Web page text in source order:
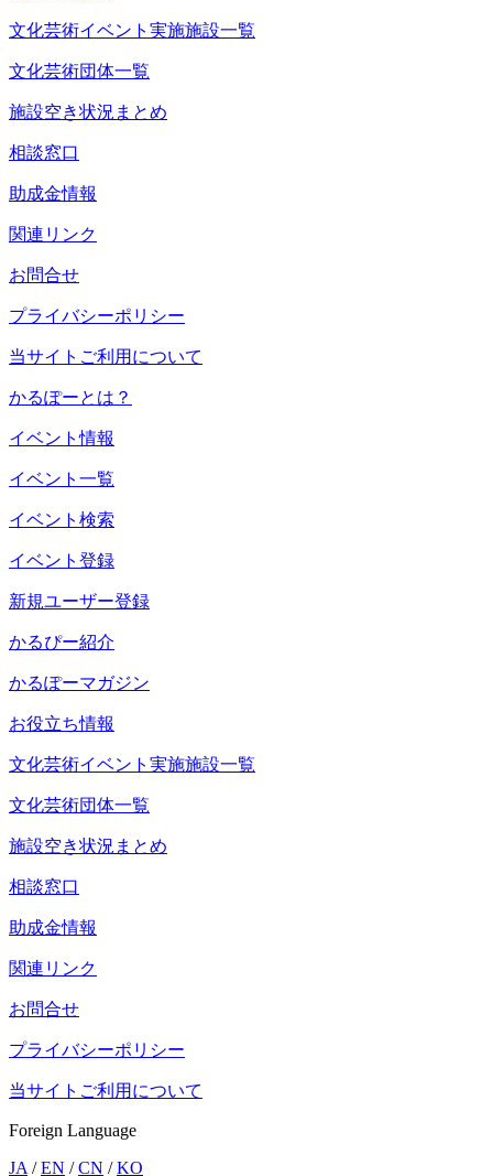
文化芸術イベント実施施設一覧
文化芸術団体一覧
施設空き状況まとめ
相談窓口
助成金情報
関連リンク
お問合せ
プライバシーポリシー
当サイトご利用について
かるぽーとは？
イベント情報
イベント一覧
イベント検索
イベント登録
新規ユーザー登録
かるぴー紹介
かるぽーマガジン
お役立ち情報
文化芸術イベント実施施設一覧
文化芸術団体一覧
施設空き状況まとめ
相談窓口
助成金情報
関連リンク
お問合せ
プライバシーポリシー
当サイトご利用について
Foreign Language
JA /EN /CN /KO